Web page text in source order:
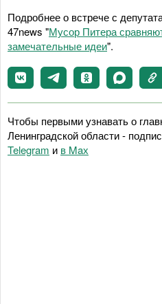
Подробнее о встрече с
47news "Мусор Питера
замечательные идеи".
Чтобы первыми узнавать о
Ленинградской области -
Telegram и в Maх